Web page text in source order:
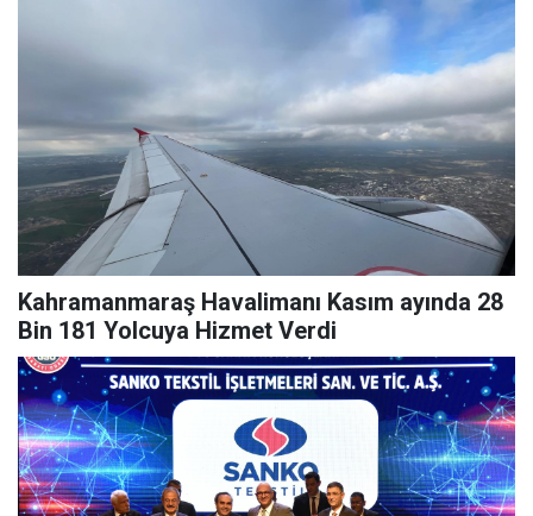
Kahramanmaraş Havalimanı Kasım ayında 28
Bin 181 Yolcuya Hizmet Verdi